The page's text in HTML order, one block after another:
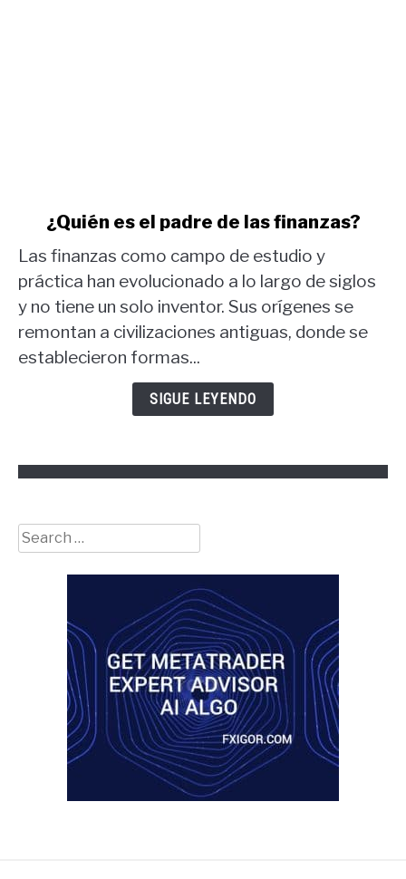
¿Quién
es
el
las
¿Quién es el padre de las finanzas?
Las finanzas como campo de estudio y
práctica han evolucionado a lo largo de siglos
y no tiene un solo inventor. Sus orígenes se
remontan a civilizaciones antiguas, donde se
establecieron formas...
SIGUE LEYENDO
Search
for: